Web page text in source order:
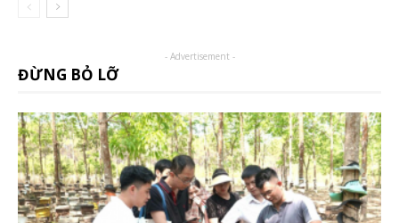
- Advertisement -
ĐỪNG BỎ LỠ